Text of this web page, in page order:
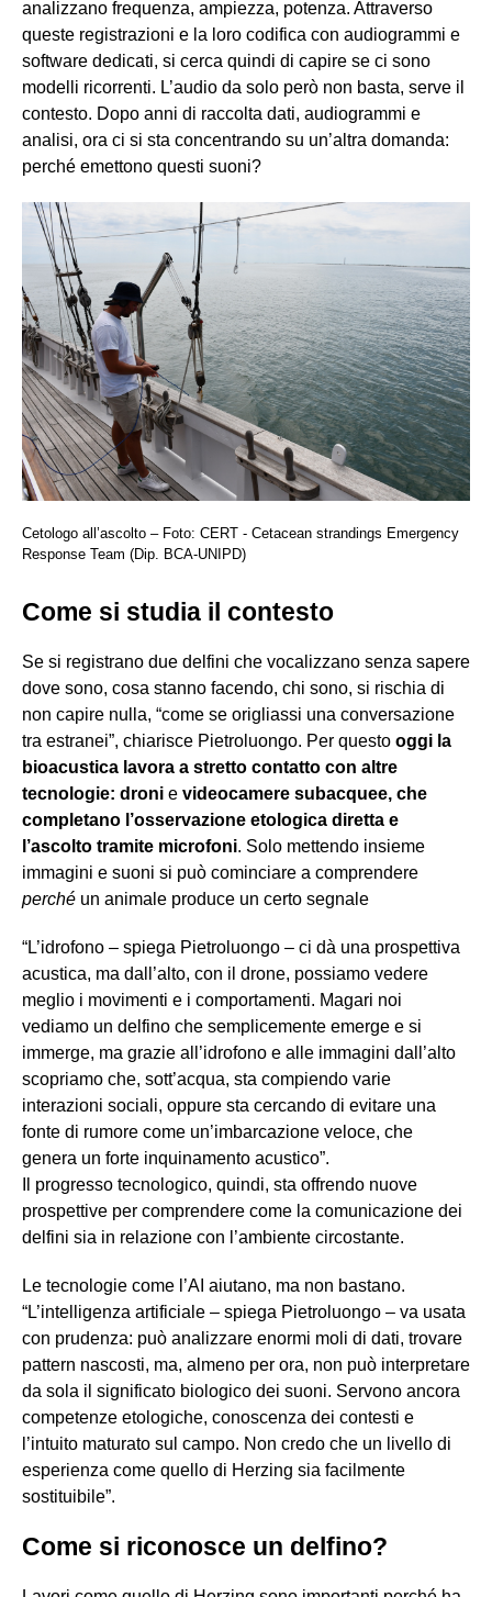
analizzano frequenza, ampiezza, potenza. Attraverso
queste registrazioni e la loro codifica con audiogrammi e
software dedicati, si cerca quindi di capire se ci sono
modelli ricorrenti. L’audio da solo però non basta, serve il
contesto. Dopo anni di raccolta dati, audiogrammi e
analisi, ora ci si sta concentrando su un’altra domanda:
perché emettono questi suoni?
Cetologo all’ascolto – Foto: CERT - Cetacean strandings Emergency
Response Team (Dip. BCA-UNIPD)
Come si studia il contesto
Se si registrano due delfini che vocalizzano senza sapere
dove sono, cosa stanno facendo, chi sono, si rischia di
non capire nulla, “come se origliassi una conversazione
tra estranei”, chiarisce Pietroluongo. Per questo oggi la
bioacustica lavora a stretto contatto con altre
tecnologie: droni e videocamere subacquee, che
completano l’osservazione etologica diretta e
l’ascolto tramite microfoni. Solo mettendo insieme
immagini e suoni si può cominciare a comprendere
perché un animale produce un certo segnale
“L’idrofono – spiega Pietroluongo – ci dà una prospettiva
acustica, ma dall’alto, con il drone, possiamo vedere
meglio i movimenti e i comportamenti. Magari noi
vediamo un delfino che semplicemente emerge e si
immerge, ma grazie all’idrofono e alle immagini dall’alto
scopriamo che, sott’acqua, sta compiendo varie
interazioni sociali, oppure sta cercando di evitare una
fonte di rumore come un’imbarcazione veloce, che
genera un forte inquinamento acustico”.
Il progresso tecnologico, quindi, sta offrendo nuove
prospettive per comprendere come la comunicazione dei
delfini sia in relazione con l’ambiente circostante.
Le tecnologie come l’AI aiutano, ma non bastano.
“L’intelligenza artificiale – spiega Pietroluongo – va usata
con prudenza: può analizzare enormi moli di dati, trovare
pattern nascosti, ma, almeno per ora, non può interpretare
da sola il significato biologico dei suoni. Servono ancora
competenze etologiche, conoscenza dei contesti e
l’intuito maturato sul campo. Non credo che un livello di
esperienza come quello di Herzing sia facilmente
sostituibile”.
Come si riconosce un delfino?